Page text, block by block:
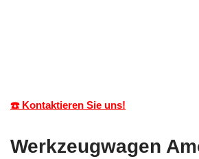
☎️ Kontaktieren Sie uns!
Werkzeugwagen